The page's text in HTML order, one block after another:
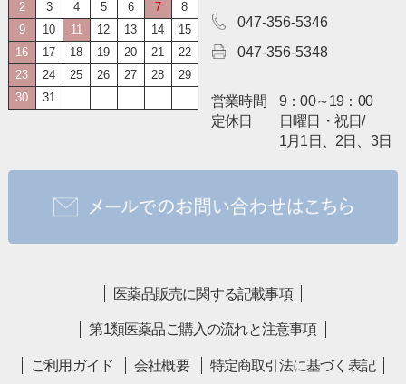
2
3 4 5 6 7
8
9
10 11 12 13 14
15
16
17 18 19 20 21
22
23
24 25 26 27 28
29
30
31
047-356-5346
047-356-5348
営業時間
9：00～19：00
定休日
日曜日・祝日/
1月1日、2日、3日
医薬品販売に関する記載事項
第1類医薬品ご購入の流れと注意事項
ご利用ガイド 会社概要 特定商取引法に基づく表記